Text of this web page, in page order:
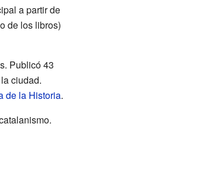
a partir de
de los libros)
Publicó 43
ciudad.
de la Historia.